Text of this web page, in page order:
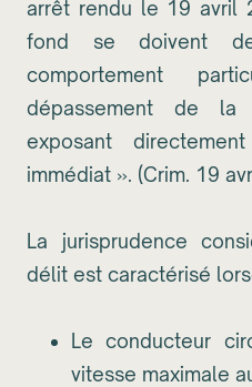
arrêt rendu le 19 avril
fond se doivent
comportement
dépassement de
exposant
immédiat ». (Crim. 19
La jurisprudence
délit est caractérisé
Le conducteur
vitesse maximale